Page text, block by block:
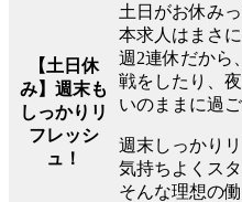
【土日休
み】週末も
しっかりリ
フレッシ
ュ！
土日がお休み
本求人はまさ
週2連休だから
戦をしたり、
いのままに過
週末しっかり
気持ちよくスタ
そんな理想の